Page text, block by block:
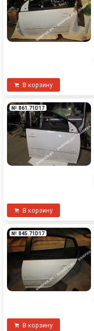
В корзину
№ 861.71D17
В корзину
№ 845.71D17
В корзину